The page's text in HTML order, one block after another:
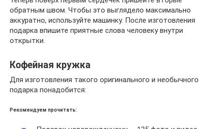
обратным швом. Чтобы это выглядело максимально
аккуратно, используйте машинку. После изготовления
подарка впишите приятные слова человеку внутри
открытки.
Кофейная кружка
Для изготовления такого оригинального и необычного
подарка понадобится:
Рекомендуем прочитать: